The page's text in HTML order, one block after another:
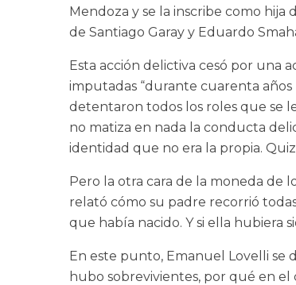
Mendoza y se la inscribe como
de Santiago Garay y Eduardo
Esta acción delictiva cesó por una
imputadas “durante cuarenta
detentaron todos los roles que se
no matiza en nada la conducta
identidad que no era la propia.
Pero la otra cara de la moneda de
relató cómo su padre recorrió
que había nacido. Y si ella hubiera
En este punto, Emanuel Lovelli se
hubo sobrevivientes, por qué en el